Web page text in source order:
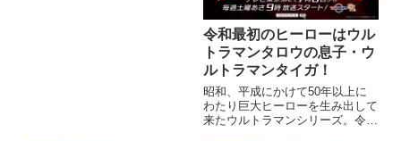
令和最初のヒーローはウル
トラマンタロウの息子・ウ
ルトラマンタイガ！
昭和、平成にかけて50年以上に
わたり巨大ヒーローを生み出して
来たウルトラマンシリーズ。令和